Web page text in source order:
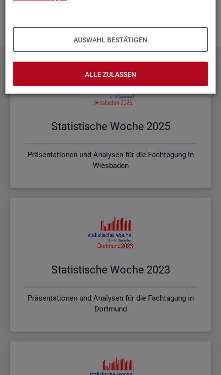
AUSWAHL BESTÄTIGEN
ALLE ZULASSEN
Sta­tis­ti­sche Woche 2025
Präsentationen und Analysen für die Fachtagung in
Wiesbaden
Sta­tis­ti­sche Woche 2023
Präsentationen und Analysen für die Fachtagung in
Dortmund